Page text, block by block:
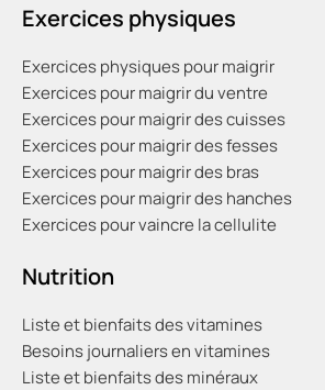
Exercices physiques
Exercices physiques pour maigrir
Exercices pour maigrir du ventre
Exercices pour maigrir des cuisses
Exercices pour maigrir des fesses
Exercices pour maigrir des bras
Exercices pour maigrir des hanches
Exercices pour vaincre la cellulite
Nutrition
Liste et bienfaits des vitamines
Besoins journaliers en vitamines
Liste et bienfaits des minéraux